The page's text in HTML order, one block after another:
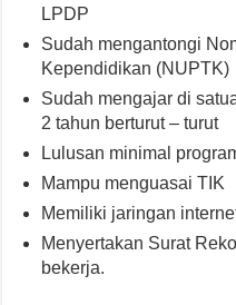
LPDP
Sudah mengantongi
Kependidikan (NUPTK)
Sudah mengajar di
2 tahun berturut – turut
Lulusan minimal
Mampu menguasai TIK
Memiliki jaringan
Menyertakan Surat
bekerja.